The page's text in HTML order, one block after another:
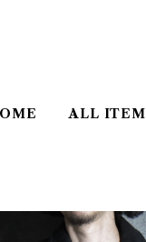
ALL ITEM